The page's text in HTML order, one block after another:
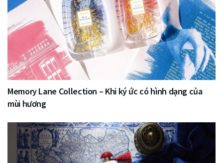
Memory Lane Collection – Khi ký ức có hình dạng của
mùi hương